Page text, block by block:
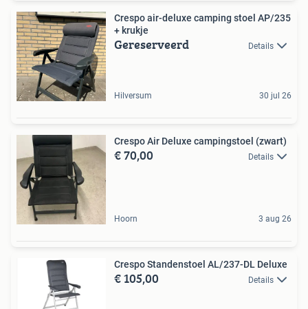
Crespo air-deluxe camping stoel AP/235
+ krukje
Gereserveerd Details
Hilversum 30 jul 26
Crespo Air Deluxe campingstoel (zwart)
€ 70,00 Details
Hoorn 3 aug 26
Crespo Standenstoel AL/237-DL Deluxe
€ 105,00 Details